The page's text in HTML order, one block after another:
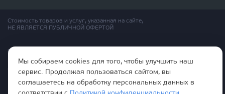
Стоимость товаров и услуг, указанная на сайте,
НЕ ЯВЛЯЕТСЯ ПУБЛИЧНОЙ ОФЕРТОЙ
Правила эксплутации входных и межкомнатных дверей
Политика обработки персональных данных
Согласие на обработку персональных данных
Мы собираем cookies для того, чтобы улучшить наш
сервис. Продолжая пользоваться сайтом, вы
соглашаетесь на обработку персональных данных в